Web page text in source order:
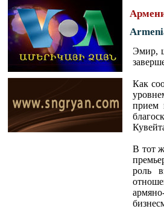
Эмир,
Как
прием
В тот
роль